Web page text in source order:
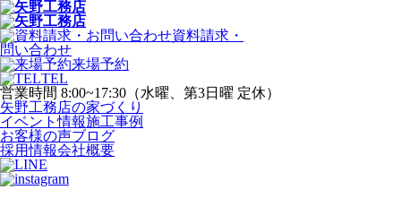
資料請求・
問い合わせ
来場予約
TEL
営業時間 8:00~17:30（水曜、第3日曜 定休）
矢野工務店の家づくり
イベント情報施工事例
お客様の声ブログ
採用情報会社概要